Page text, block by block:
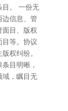
目。 一份无
边信息、管
面目、版权
目等。协议
权纠纷。
目明晰，
域，瞩目无